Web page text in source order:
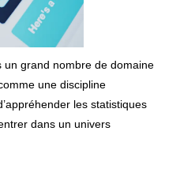
un grand nombre de domaine
une discipline
les statistiques
dans un univers